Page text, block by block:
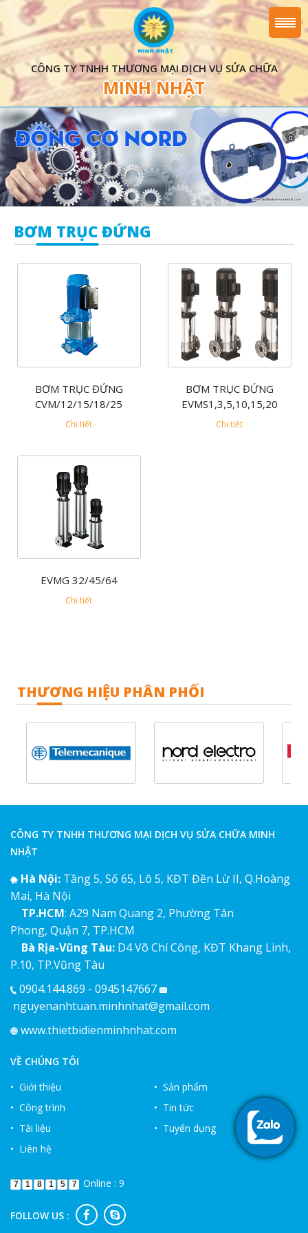
CÔNG TY TNHH THƯƠNG MẠI DỊCH VỤ SỬA CHỮA
MINH NHẬT
BƠM TRỤC ĐỨNG
BƠM TRỤC ĐỨNG
CVM/12/15/18/25
Chi tiết
BƠM TRỤC ĐỨNG
EVMS1,3,5,10,15,20
Chi tiết
EVMG 32/45/64
Chi tiết
THƯƠNG HIỆU PHÂN PHỐI
CÔNG TY TNHH THƯƠNG MẠI DỊCH VỤ SỬA CHỮA MINH
NHẬT
Hà Nội: Tầng 5, Số 65, Lô 5, KĐT Đền Lừ II, Q.Hoàng
Mai, Hà Nội
TP.HCM: A29 Nam Quang 2, Phường Tân
Phong, Quận 7, TP.HCM
Bà Rịa-Vũng Tàu: D4 Võ Chí Công, KĐT Khang Linh,
P.10, TP.Vũng Tàu
0904.144.869 - 0945147667
nguyenanhtuan.minhnhat@gmail.com
www.thietbidienminhnhat.com
VỀ CHÚNG TÔI
• Giới thiệu
• Sản phẩm
• Công trình
• Tin tức
• Tài liệu
• Tuyển dụng
• Liên hệ
7 1 8 1 5 7 Online : 9
FOLLOW US :